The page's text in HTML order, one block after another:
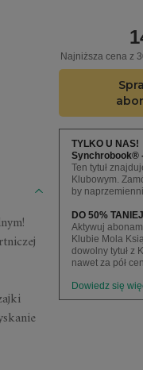
Najniższa cena z
TYLKO U NAS!
Synchrobook®
Ten tytuł
Klubowym.
by
DO 50%
Aktywuj
Klubie Mola
dowolny tytuł z
nawet za pół
Dowiedz się